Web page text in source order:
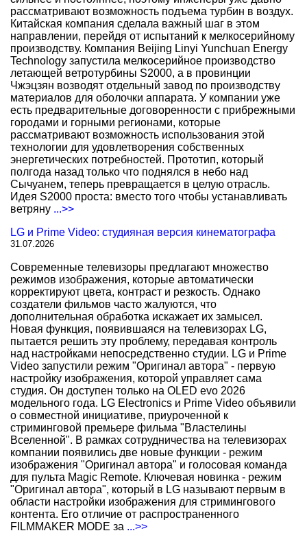
рассматривают возможность подъема турбин в воздух.
Китайская компания сделала важный шаг в этом
направлении, перейдя от испытаний к мелкосерийному
производству. Компания Beijing Linyi Yunchuan Energy
Technology запустила мелкосерийное производство
летающей ветротурбины S2000, а в провинции
Чжэцзян возводят отдельный завод по производству
материалов для оболочки аппарата. У компании уже
есть предварительные договоренности с прибрежными
городами и горными регионами, которые
рассматривают возможность использования этой
технологии для удовлетворения собственных
энергетических потребностей. Прототип, который
полгода назад только что поднялся в небо над
Сычуанем, теперь превращается в целую отрасль.
Идея S2000 проста: вместо того чтобы устанавливать
ветряну ...>>
LG и Prime Video: студияная версия кинематографа
31.07.2026
Современные телевизоры предлагают множество
режимов изображения, которые автоматически
корректируют цвета, контраст и резкость. Однако
создатели фильмов часто жалуются, что
дополнительная обработка искажает их замысел.
Новая функция, появившаяся на телевизорах LG,
пытается решить эту проблему, передавая контроль
над настройками непосредственно студии. LG и Prime
Video запустили режим "Оригинал автора" - первую
настройку изображения, которой управляет сама
студия. Он доступен только на OLED evo 2026
модельного года. LG Electronics и Prime Video объявили
о совместной инициативе, приуроченной к
стриминговой премьере фильма "Властелины
Вселенной". В рамках сотрудничества на телевизорах
компании появились две новые функции - режим
изображения "Оригинал автора" и голосовая команда
для пульта Magic Remote. Ключевая новинка - режим
"Оригинал автора", который в LG называют первым в
области настройки изображения для стримингового
контента. Его отличие от распространенного
FILMMAKER MODE за ...>>